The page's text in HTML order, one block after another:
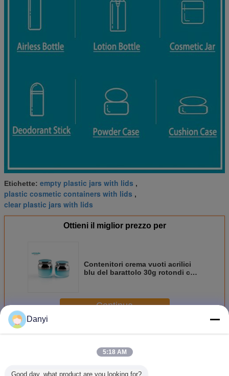
Etichette: empty plastic jars with lids ,
plastic cosmetic containers with lids ,
clear plastic jars with lids
Ottieni il miglior prezzo per
Contenitori crema vuoti acrilici
blu del barattolo 30g rotondi con
Continua
PiùBarattoli cosmetici con i coperchi
Danyi
5:18 AM
Good day, what product are you looking for?